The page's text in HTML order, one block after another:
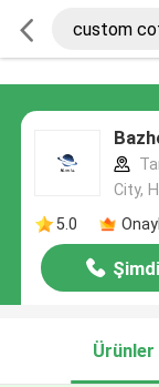
City,
5.0
Ürünler